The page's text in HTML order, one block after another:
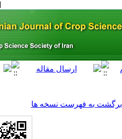
برگشت به فهرست نسخه ها